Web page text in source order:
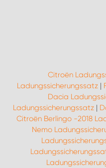
Citroën
Ladungssicherungssatz |
Dacia
Ladungssicherungssatz|
Citroën Berlingo -2018
Nemo